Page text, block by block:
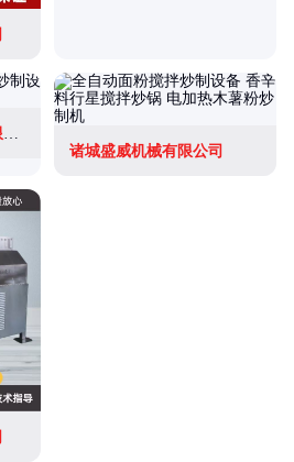
潍坊金来运工业装备有限公司
诸城盛威机械有限公司